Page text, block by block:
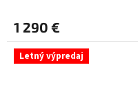
1 290 €
Letný výpredaj